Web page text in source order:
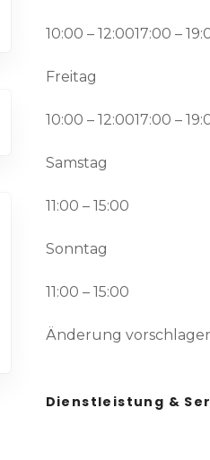
10:00 – 12:0017:00 –
Freitag
10:00 – 12:0017:00 –
Samstag
11:00 – 15:00
Sonntag
11:00 – 15:00
Änderung
Dienstleistung &